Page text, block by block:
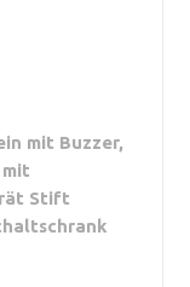
mit Buzzer,
Stift